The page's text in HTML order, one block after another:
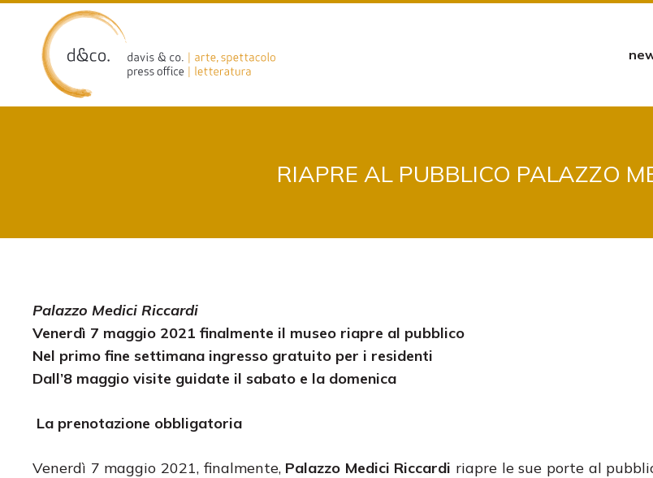
content
RIAPRE AL PUBBLICO PALAZZO
Palazzo Medici Riccardi
Venerdì 7 maggio 2021 finalmente il museo riapre al pubblico
Nel primo fine settimana ingresso gratuito per i residenti
Dall’8 maggio visite guidate il sabato e la domenica
La prenotazione obbligatoria
Venerdì 7 maggio 2021, finalmente, Palazzo Medici Riccardi riapre le sue porte al